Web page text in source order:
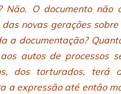
Não. O documento
das novas gerações
a documentação?
autos de processos
dos torturados, terá
a expressão até então